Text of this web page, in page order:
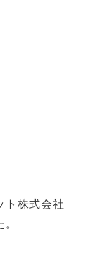
ト株式会社